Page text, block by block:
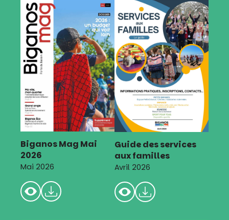
Biganos Mag Mai
2026
Mai 2026
Guide des services
aux familles
Avril 2026